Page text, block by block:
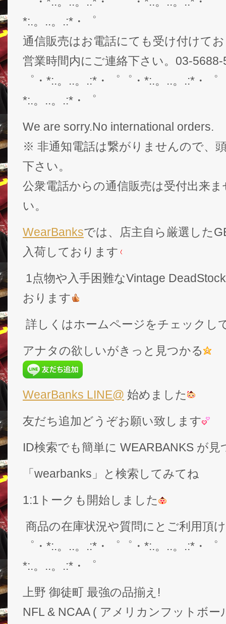
*:.。..。.:*・゜
通信販売はお電話にても受け付けて
営業時間内にご連絡下さい。03-5688-
゜・*:.。..。.:*・゜゜・*:.。..。.:*・
*:.。..。.:*・゜
We are sorry.No international orders.
※ 非通知電話は繋がりませんので、
下さい。
公衆電話からの通信販売は受付出来
い。
WearBanksでは、店主自ら厳選した
入荷しております
1点物や入手困難なVintage
おります
詳しくはホームページをチェックし
アナタの欲しいがきっと見つかる
WearBanks LINE@ 始めました
友だち追加どうぞお願い致します
ID検索でも簡単に WEARBANKS が
「wearbanks」と検索してみてね
1:1トークも開始しました
商品の在庫状況や質問にとご利用頂
゜・*:.。..。.:*・゜゜・*:.。..。.:*・
*:.。..。.:*・゜
上野 御徒町 最強の品揃え!
NFL & NCAA ( アメリカンフットボー